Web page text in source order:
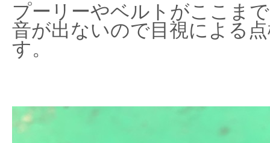
プーリーやベルトがここま
音が出ないので目視による
す。